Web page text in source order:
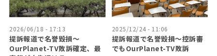
2026/06/18 - 17:13
提訴報道で名誉毀損〜
OurPlanet-TV敗訴確定、最
2025/12/24 - 11:06
提訴報道で名誉毀損〜控訴審
でもOurPlanet-TV敗訴